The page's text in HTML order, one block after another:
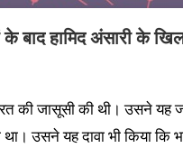
के बाद हामिद अंसारी के
की जासूसी की थी। उसने
था। उसने यह दावा भी किया